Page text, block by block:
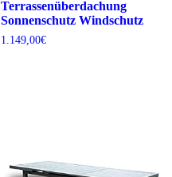
Terrassenüberdachung
Sonnenschutz Windschutz
1.149,00€